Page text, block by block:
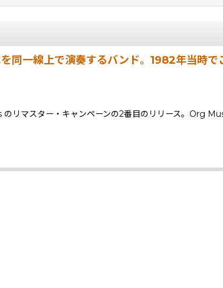
同一線上で演奏するバンド。1982年当時で
マスター・キャンペーンの2番目のリリース。Org